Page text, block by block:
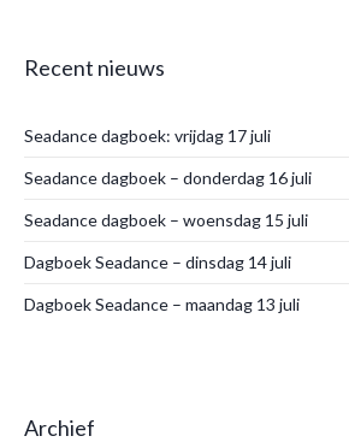
Recent nieuws
Seadance dagboek: vrijdag 17 juli
Seadance dagboek – donderdag 16 juli
Seadance dagboek – woensdag 15 juli
Dagboek Seadance – dinsdag 14 juli
Dagboek Seadance – maandag 13 juli
Archief